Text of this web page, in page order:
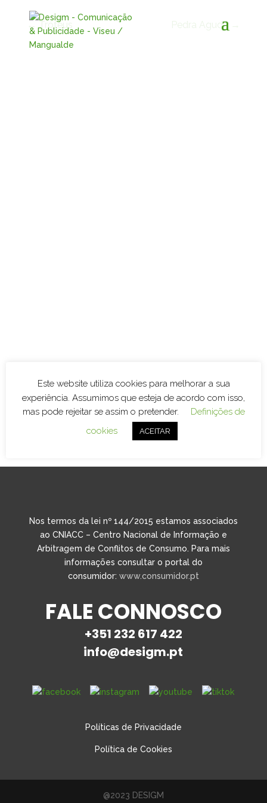
←Trófeus Pedra Aguda →
Nos termos da lei nº 144/2015 estamos associados
ao CNIACC – Centro Nacional de Informação e
Arbitragem de Conflitos de Consumo. Para mais
informações consultar o portal do
consumidor: www.consumidor.pt
FALE CONNOSCO
+351 232 617 422
info@desigm.pt
Políticas de Privacidade
Política de Cookies
@2023 DESIGM
Este website utiliza cookies para melhorar a sua
experiência. Assumimos que esteja de acordo com isso,
mas pode rejeitar se assim o pretender.
Definições de
cookies
ACEITAR